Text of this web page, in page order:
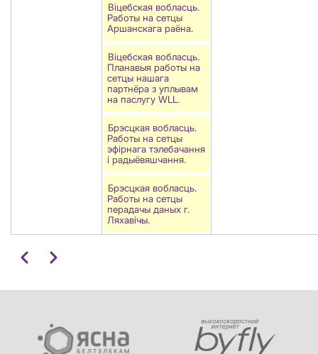
Віцебская вобласць.
Работы на сетцы
Аршанскага раёна.
Віцебская вобласць.
Планавыя работы на
сетцы нашага
партнёра з уплывам
на паслугу WLL.
Брэсцкая вобласць.
Работы на сетцы
эфірнага тэлебачання
і радыёвяшчання.
Брэсцкая вобласць.
Работы на сетцы
перадачы даных г.
Ляхавiчы.
Pagination
ПапярэдніНаступны